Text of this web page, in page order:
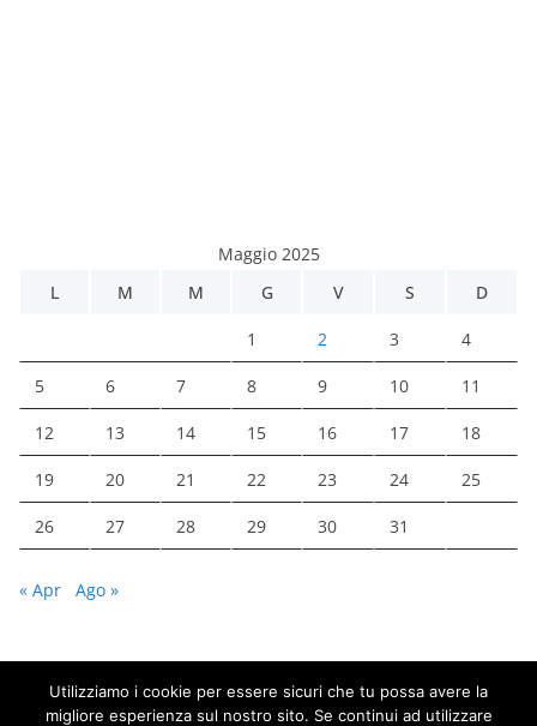
Maggio 2025
L
M M G V S D
1 2 3 4
5 6 7 8 9 10 11
12 13 14 15 16 17 18
19 20 21 22 23 24 25
26 27 28 29 30 31
« Apr Ago »
Utilizziamo i cookie per essere sicuri che tu possa avere la
migliore esperienza sul nostro sito. Se continui ad utilizzare